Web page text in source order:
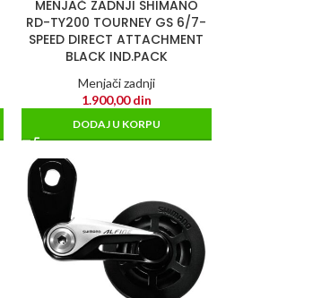
MENJAČ ZADNJI SHIMANO
RD-TY200 TOURNEY GS 6/7-
SPEED DIRECT ATTACHMENT
BLACK IND.PACK
Menjači zadnji
1.900,00din
DODAJ U KORPU